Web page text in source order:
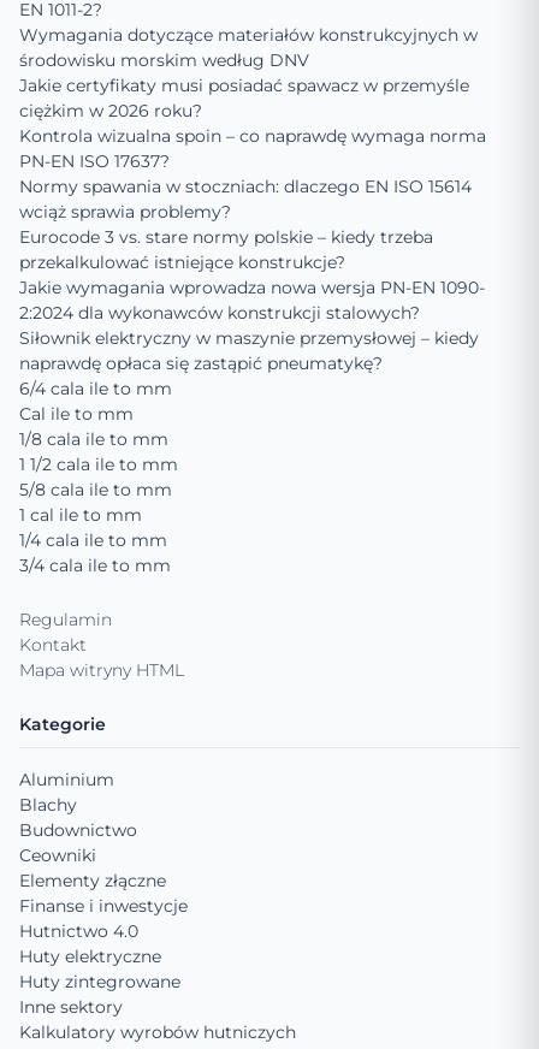
EN 1011-2?
Wymagania dotyczące materiałów konstrukcyjnych w
środowisku morskim według DNV
Jakie certyfikaty musi posiadać spawacz w przemyśle
ciężkim w 2026 roku?
Kontrola wizualna spoin – co naprawdę wymaga norma
PN-EN ISO 17637?
Normy spawania w stoczniach: dlaczego EN ISO 15614
wciąż sprawia problemy?
Eurocode 3 vs. stare normy polskie – kiedy trzeba
przekalkulować istniejące konstrukcje?
Jakie wymagania wprowadza nowa wersja PN-EN 1090-
2:2024 dla wykonawców konstrukcji stalowych?
Siłownik elektryczny w maszynie przemysłowej – kiedy
naprawdę opłaca się zastąpić pneumatykę?
6/4 cala ile to mm
Cal ile to mm
1/8 cala ile to mm
1 1/2 cala ile to mm
5/8 cala ile to mm
1 cal ile to mm
1/4 cala ile to mm
3/4 cala ile to mm
Regulamin
Kontakt
Mapa witryny HTML
Kategorie
Aluminium
Blachy
Budownictwo
Ceowniki
Elementy złączne
Finanse i inwestycje
Hutnictwo 4.0
Huty elektryczne
Huty zintegrowane
Inne sektory
Kalkulatory wyrobów hutniczych